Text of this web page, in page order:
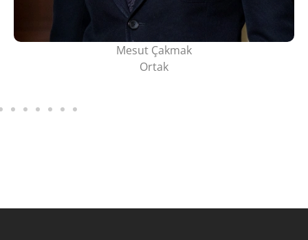
Mesut Çakmak
Ortak